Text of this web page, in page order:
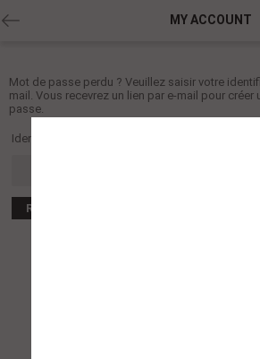
MY ACCOUNT
Mot de passe perdu ? Veuillez saisir votre
mail. Vous recevrez un lien par e-mail pour créer
passe.
Identifiant ou e-mail
Réinitialisation du mot de passe